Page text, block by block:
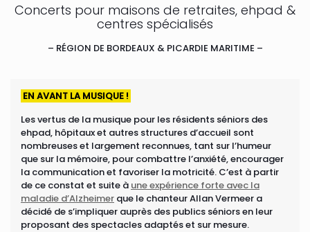
Concerts pour maisons de retraites, ehpad &
centres spécialisés
– RÉGION DE BORDEAUX & PICARDIE MARITIME –
EN AVANT LA MUSIQUE !
Les vertus de la musique pour les résidents séniors des
ehpad, hôpitaux et autres structures d’accueil sont
nombreuses et largement reconnues, tant sur l’humeur
que sur la mémoire, pour combattre l’anxiété, encourager
la communication et favoriser la motricité. C’est à partir
de ce constat et suite à une expérience forte avec la
maladie d’Alzheimer que le chanteur Allan Vermeer a
décidé de s’impliquer auprès des publics séniors en leur
proposant des spectacles adaptés et sur mesure.